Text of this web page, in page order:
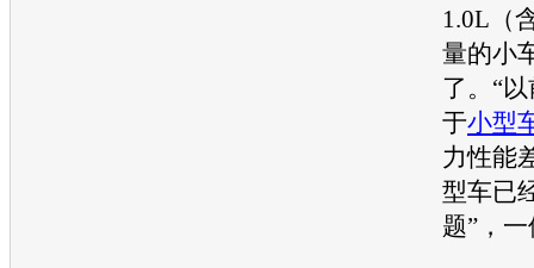
1.0L（
量的小
了。“以
于小型
力性能
型车已
题”，